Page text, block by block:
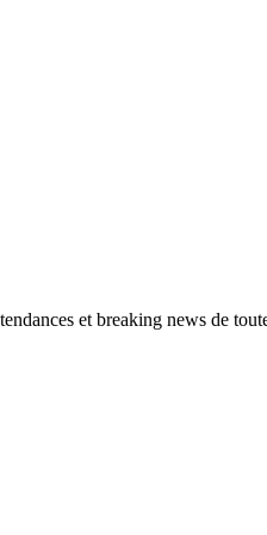
et breaking news de